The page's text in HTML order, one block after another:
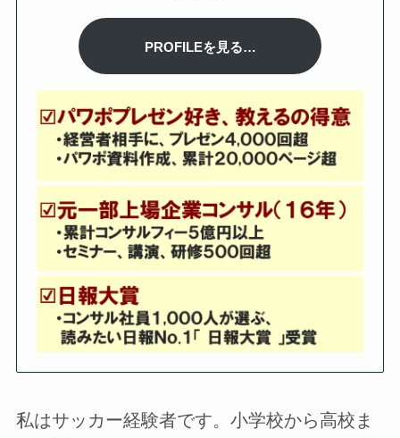
PROFILEを見る…
私はサッカー経験者です。小学校から高校ま